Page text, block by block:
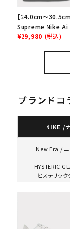
【24.0cm～30.5cm
Supreme Nike
Force 1 Low シュプ
¥29,980 (税込)
ブランドコ
NIKE /
New Era / ニ
HYSTERIC
ヒステリック